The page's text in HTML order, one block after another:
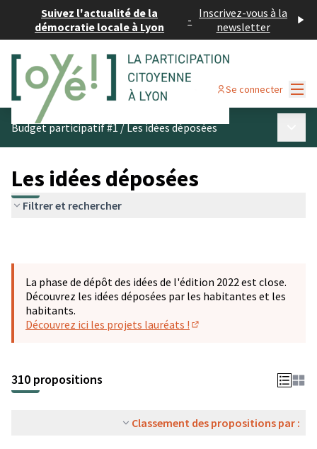
Suivez l'actualité de la
démocratie locale à Lyon
- Inscrivez-vous à la
newsletter
Se connecter
Budget participatif #1/Les idées déposées
Les idées déposées
Filtrer et rechercher
La phase de dépôt des idées de l'édition 2022 est close.
Découvrez les idées déposées par les habitantes et les
habitants.
Découvrez ici les projets lauréats !
310 propositions
Classement des propositions par :